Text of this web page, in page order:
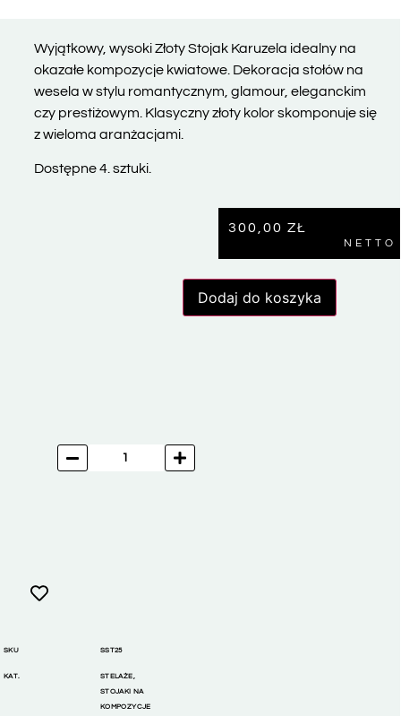
Wyjątkowy, wysoki Złoty Stojak Karuzela idealny na
okazałe kompozycje kwiatowe. Dekoracja stołów na
wesela w stylu romantycznym, glamour, eleganckim
czy prestiżowym. Klasyczny złoty kolor skomponuje się
z wieloma aranżacjami.
Dostępne 4. sztuki.
300,00 ZŁ
NETTO
Dodaj do koszyka
SKU SST25
KAT. STELAŻE
STOJAKI NA
KOMPOZYCJE